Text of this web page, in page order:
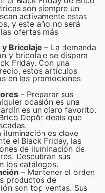
son siempre un
activamente estas
y este año no será
ofertas más
Bricolaje – La demanda
y bricolaje se dispara
Friday. Con una
estos artículos
en las promociones
– Preparar sus
ocasión es una
es un claro favorito.
Depôt deals que
iluminación es clave
el Black Friday, las
de iluminación de
Descubran sus
los catálogos.
– Mantener el orden
productos de
son top ventas. Sus